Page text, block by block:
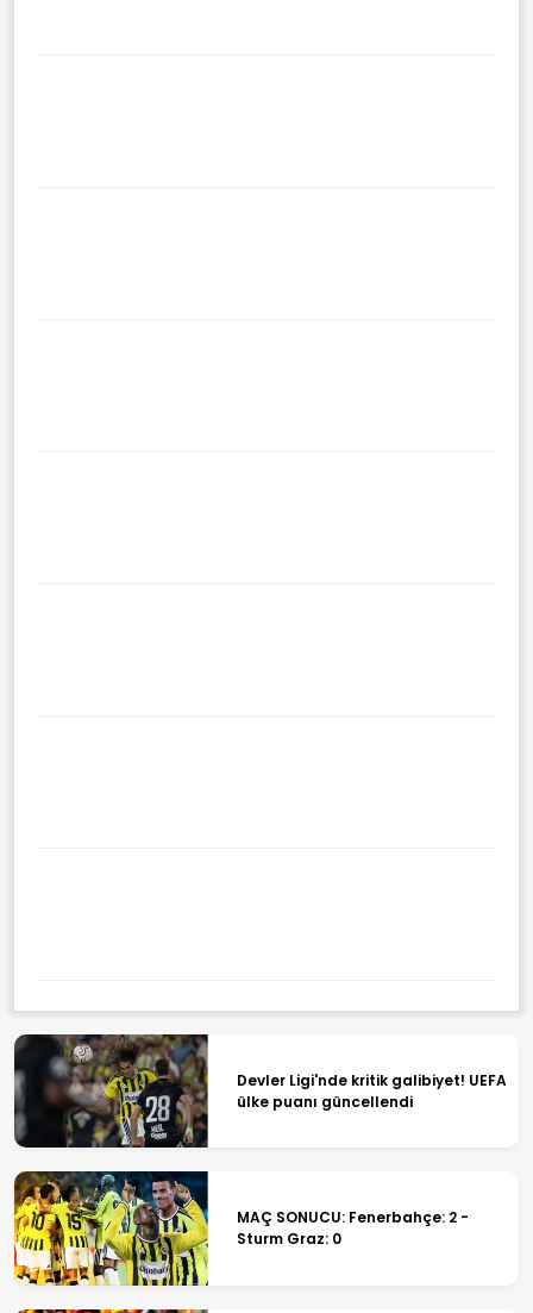
Devler Ligi'nde kritik galibiyet! UEFA
ülke puanı güncellendi
MAÇ SONUCU: Fenerbahçe: 2 -
Sturm Graz: 0